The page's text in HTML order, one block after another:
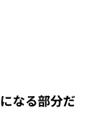
なる部分だ